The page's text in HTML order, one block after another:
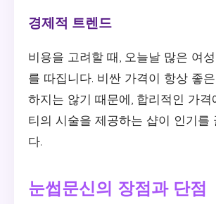
경제적 트렌드
비용을 고려할 때, 오늘날 많은 여
를 따집니다. 비싼 가격이 항상 좋
하지는 않기 때문에, 합리적인 가격
티의 시술을 제공하는 샵이 인기를
다.
눈썹문신의 장점과 단점